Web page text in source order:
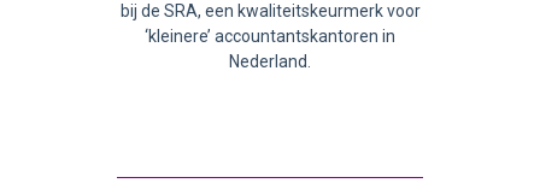
bij de SRA, een kwaliteitskeurmerk voor
‘kleinere’ accountantskantoren in
Nederland.